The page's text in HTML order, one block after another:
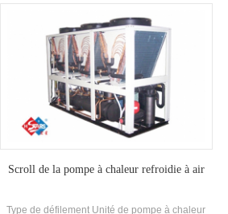
l'environnement de -25 ℃ ~ 43, en utilisant de
l'air comme source de chaleur, aucun polluants
n'est déchargé et 55 ° C L'eau chaude est
préparée pour répondre à la demande d'eau
chaude entre 35-55 ° c. Fonction de chauffage,
adaptée à l'alimentation en air direct ou au
rayonnement du sol Chauffage.
Scroll de la pompe à chaleur refroidie à air
Type de défilement Unité de pompe à chaleur